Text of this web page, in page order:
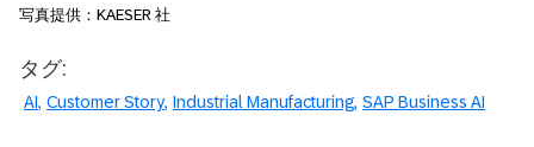
写真提供：KAESER 社
タグ:
AI Customer Story Industrial Manufacturing SAP Business AI